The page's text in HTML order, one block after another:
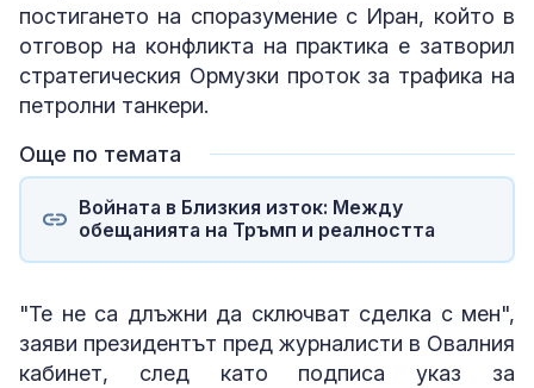
постигането на споразумение с Иран, който в
отговор на конфликта на практика е затворил
стратегическия Ормузки проток за трафика на
петролни танкери.
Още по темата
Войната в Близкия изток: Между
обещанията на Тръмп и реалността
"Те не са длъжни да сключват сделка с мен",
заяви президентът пред журналисти в Овалния
кабинет, след като подписа указ за